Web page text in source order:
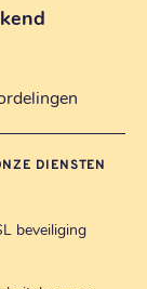
DIENSTEN
beveiliging